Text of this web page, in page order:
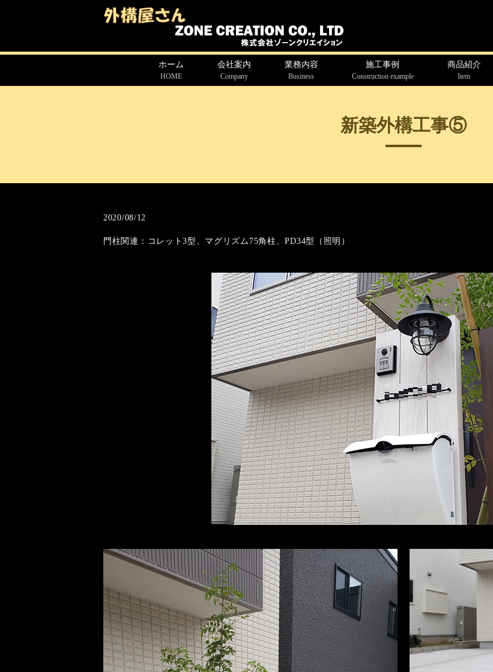
ホーム
HOME
会社案内
Company
業務内容
Business
施工事例
Construction example
商品紹介
Item
新築外構工事⑤
2020/08/12
門柱関連：コレット3型、マグリズム75角柱、PD34型（照明）